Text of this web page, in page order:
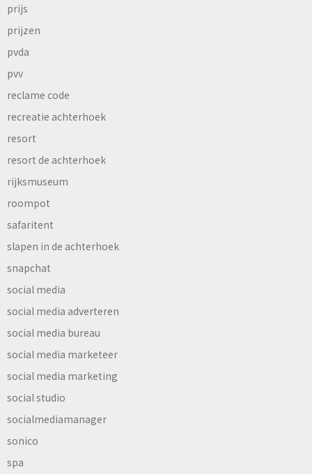
prijs
prijzen
pvda
pvv
reclame code
recreatie achterhoek
resort
resort de achterhoek
rijksmuseum
roompot
safaritent
slapen in de achterhoek
snapchat
social media
social media adverteren
social media bureau
social media marketeer
social media marketing
social studio
socialmediamanager
sonico
spa